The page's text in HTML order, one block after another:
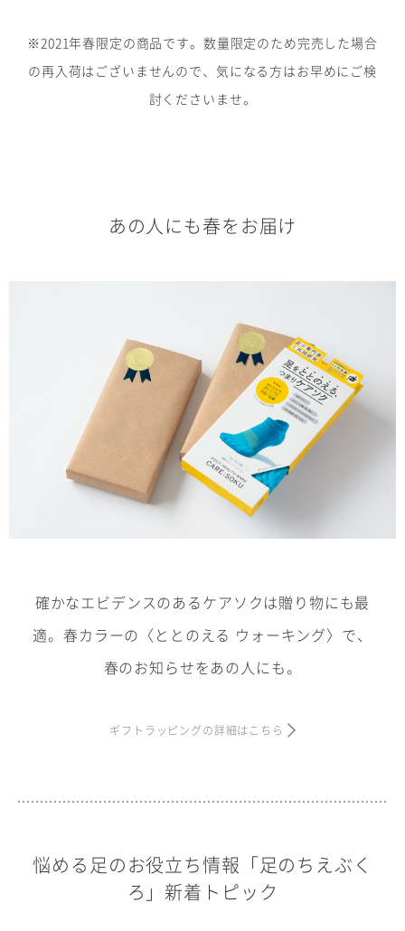
※2021年春限定の商品です。数量限定のため完売した場合
の再入荷はございませんので、気になる方はお早めにご検
討くださいませ。
あの人にも春をお届け
確かなエビデンスのあるケアソクは贈り物にも最
適。春カラーの〈ととのえる ウォーキング〉で、
春のお知らせをあの人にも。
ギフトラッピングの詳細はこちら
悩める足のお役立ち情報「足のちえぶく
ろ」新着トピック